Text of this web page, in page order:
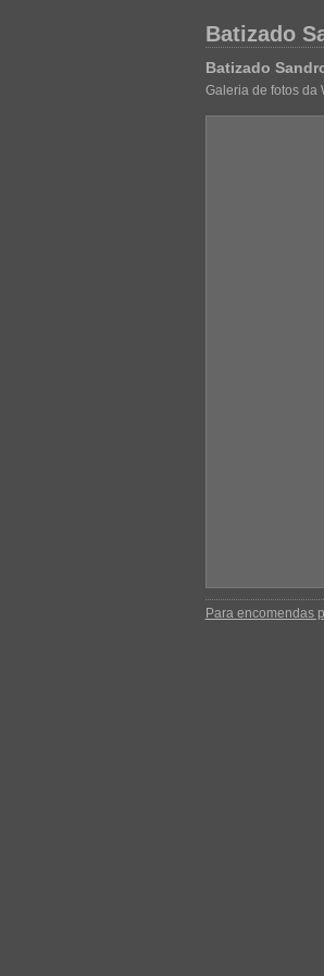
Batizado
Batizado
Galeria de fotos da
Para encomendas